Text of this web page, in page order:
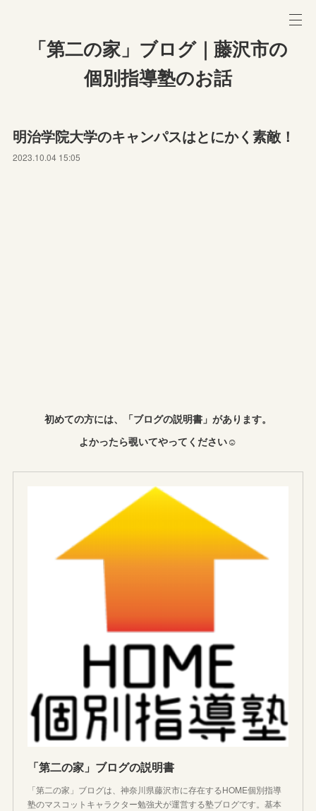
「第二の家」ブログ｜藤沢市の
個別指導塾のお話
明治学院大学のキャンパスはとにかく素敵！
2023.10.04 15:05
初めての方には、「ブログの説明書」があります。
よかったら覗いてやってください☺︎
「第二の家」ブログの説明書
「第二の家」ブログは、神奈川県藤沢市に存在するHOME個別指導
塾のマスコットキャラクター勉強犬が運営する塾ブログです。基本